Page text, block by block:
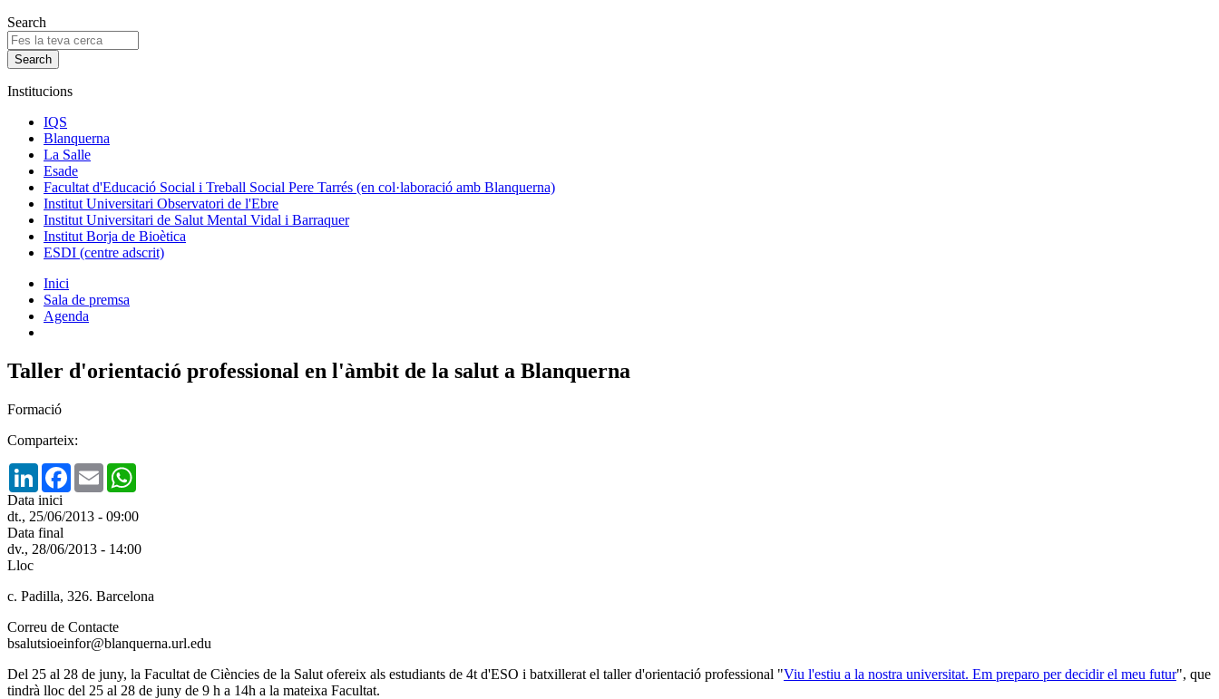
Search
Institucions
IQS
Blanquerna
La Salle
Esade
Facultat d'Educació Social i Treball Social Pere Tarrés (en col·laboració amb Blanquerna)
Institut Universitari Observatori de l'Ebre
Institut Universitari de Salut Mental Vidal i Barraquer
Institut Borja de Bioètica
ESDI (centre adscrit)
Inici
Sala de premsa
Agenda
Taller d'orientació professional en l'àmbit de la salut a Blanquerna
Formació
Comparteix:
LinkedInFacebook
Email
Data inici
dt., 25/06/2013 - 09:00
Data final
dv., 28/06/2013 - 14:00
Lloc
c. Padilla, 326. Barcelona
Correu de Contacte
bsalutsioeinfor@blanquerna.url.edu
Del 25 al 28 de juny, la Facultat de Ciències de la Salut ofereix als estudiants de 4t d'ESO i batxillerat el taller d'orientació professional "Viu l'estiu a la nostra universitat. Em preparo per decidir el meu futur", que
tindrà lloc del 25 al 28 de juny de 9 h a 14h a la mateixa Facultat.